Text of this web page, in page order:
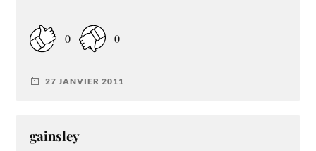
0 0
27 JANVIER 2011
gainsley